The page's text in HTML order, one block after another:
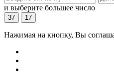
и выберите большее число
37 17
Нажимая на кнопку, Вы